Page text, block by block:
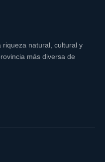
natural, cultural y
más diversa de